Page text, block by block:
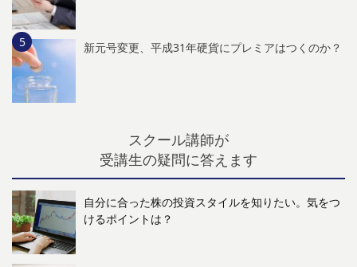
新元号変更、平成31年硬貨にプレミアはつくのか？
スクール講師が
受講生の疑問に答えます
自分に合った株の投資スタイルを知りたい。気をつ
けるポイントは？